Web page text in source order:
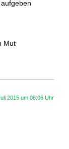
Mut
2015 um 06:06 Uhr